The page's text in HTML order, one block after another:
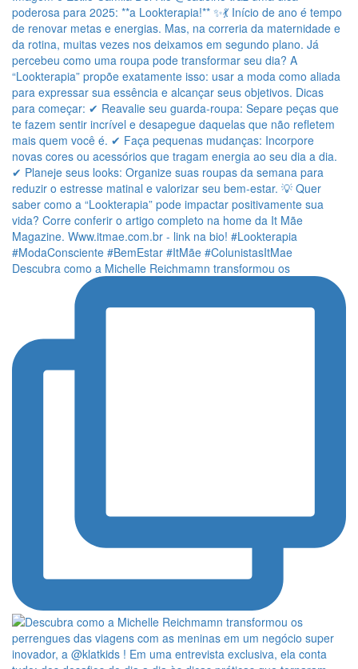
Descubra como a Michelle Reichmamn transformou os